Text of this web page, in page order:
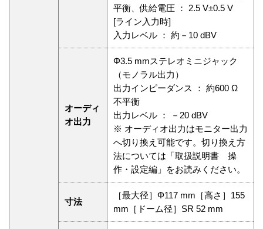
平衡、供給電圧 ： 2.5 V±0.5 V
[ライン入力時]
入力レベル ： 約－10 dBV
オーディ
オ出力
Φ3.5 mmステレオミニジャック
（モノラル出力）
出力インピーダンス ： 約600 Ω
不平衡
出力レベル ： －20 dBV
※ オーディオ出力はモニター出力
へ切り換え可能です。切り換え方
法については「取扱説明書 操
作・設定編」をお読みください。
寸法
［最大径］Φ117 mm［高さ］155
mm［ドーム径］SR 52 mm